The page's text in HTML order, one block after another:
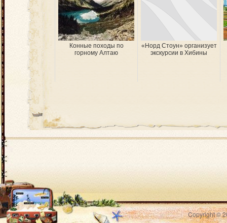
Конные походы по
горному Алтаю
«Норд Стоун» организует
экскурсии в Хибины
Copyright ©